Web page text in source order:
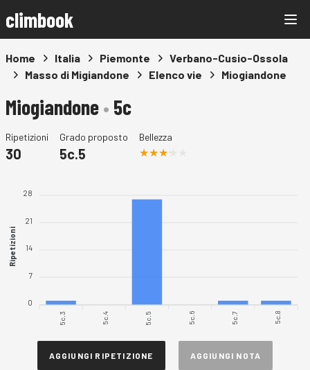
climbook
Home Italia Piemonte
Verbano-Cusio-Ossola
Masso di Migiandone
Elenco vie Miogiandone
Miogiandone• 5c
Ripetizioni
30
Grado proposto
5c.5
Bellezza
28
21
14
7
0
Ripetizioni
5c.3 5c.4 5c.5 5c.6 5c.7 5c.8
AGGIUNGI RIPETIZIONE AGGIUNGI NOTA